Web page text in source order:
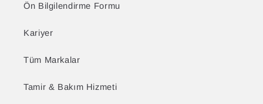
Ön Bilgilendirme Formu
Kariyer
Tüm Markalar
Tamir & Bakım Hizmeti